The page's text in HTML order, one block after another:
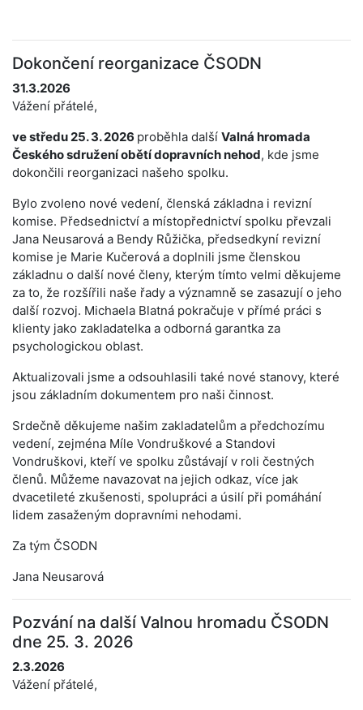
Dokončení reorganizace ČSODN
31.3.2026
Vážení přátelé,
ve středu 25. 3. 2026 proběhla další Valná hromada
Českého sdružení obětí dopravních nehod, kde jsme
dokončili reorganizaci našeho spolku.
Bylo zvoleno nové vedení, členská základna i revizní
komise. Předsednictví a místopřednictví spolku převzali
Jana Neusarová a Bendy Růžička, předsedkyní revizní
komise je Marie Kučerová a doplnili jsme členskou
základnu o další nové členy, kterým tímto velmi děkujeme
za to, že rozšířili naše řady a významně se zasazují o jeho
další rozvoj. Michaela Blatná pokračuje v přímé práci s
klienty jako zakladatelka a odborná garantka za
psychologickou oblast.
Aktualizovali jsme a odsouhlasili také nové stanovy, které
jsou základním dokumentem pro naši činnost.
Srdečně děkujeme našim zakladatelům a předchozímu
vedení, zejména Míle Vondruškové a Standovi
Vondruškovi, kteří ve spolku zůstávají v roli čestných
členů. Můžeme navazovat na jejich odkaz, více jak
dvacetileté zkušenosti, spolupráci a úsilí při pomáhání
lidem zasaženým dopravními nehodami.
Za tým ČSODN
Jana Neusarová
Pozvání na další Valnou hromadu ČSODN
dne 25. 3. 2026
2.3.2026
Vážení přátelé,